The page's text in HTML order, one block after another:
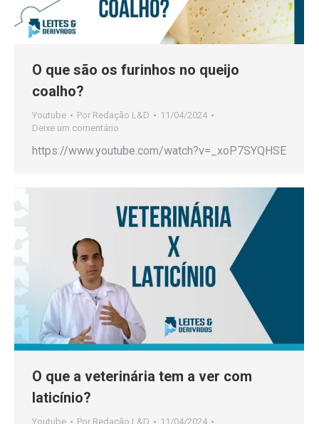
O que são os furinhos no queijo
coalho?
Youtube Por Redação L&D
11/04/2024
Deixe um comentário
https://www.youtube.com/watch?v=_xoP7SYQHSE
O que a veterinária tem a ver com
laticínio?
Youtube Por Redação L&D 11/04/2024